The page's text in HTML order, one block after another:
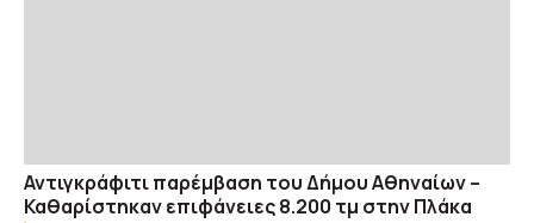
Αντιγκράφιτι παρέμβαση του Δήμου Αθηναίων –
Καθαρίστηκαν επιφάνειες 8.200 τμ στην Πλάκα